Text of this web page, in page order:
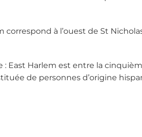
à l’ouest de St
: East Harlem est entre la
de personnes d’origine